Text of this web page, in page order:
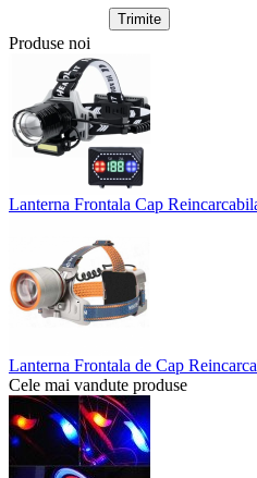
Produse noi
Lanterna Frontala Cap
Lanterna Frontala de Cap
Cele mai vandute produse